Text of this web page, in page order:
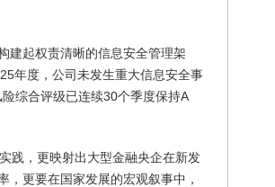
建起权责清晰的信息安全管理架
年度，公司未发生重大信息安全事
综合评级已连续30个季度保持A
践，更映射出大型金融央企在新发
更要在国家发展的宏观叙事中，